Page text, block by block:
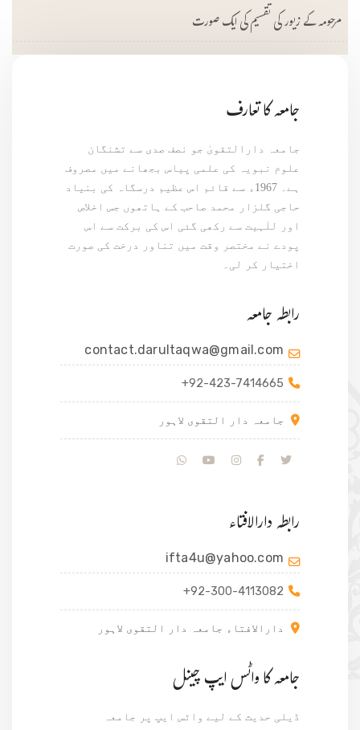
مرحومہ کے زیور کی تقسیم کی ایک صورت
جامعہ کا تعارف
جامعہ دارالتقویٰ جو نصف صدی سے تشنگان
علوم نبویہ کی علمی پیاس بجھانے میں مصروف
ہے۔ 1967ء سے قائم اس عظیم درسگاہ کی بنیاد
حاجی گلزار محمد صاحب کے ہاتھوں جس اخلاص
اور للٰہیت سے رکھی گئی اس کی برکت سے اس
پودے نے مختصر وقت میں تناور درخت کی صورت
اختیار کر لی۔
رابطہ جامعہ
contact.darultaqwa@gmail.com
+92-423-7414665
جامعہ دار التقوی لاہور
رابطہ دارالافتاء
ifta4u@yahoo.com
+92-300-4113082
دارالافتاء جامعہ دار التقوی لاہور
جامعہ کا واٹس ایپ چینل
ڈیلی حدیث کے لیے واٹس ایپ پر جامعہ